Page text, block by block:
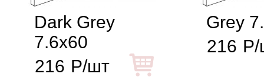
Dark Grey
7.6x60
216 Р/шт
Grey
216 Р/